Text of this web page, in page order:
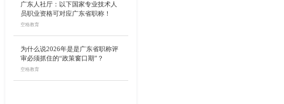
广东人社厅：以下国家专业技术人
员职业资格可对应广东省职称！
空格教育
为什么说2026年是是广东省职称评
审必须抓住的“政策窗口期”？
空格教育